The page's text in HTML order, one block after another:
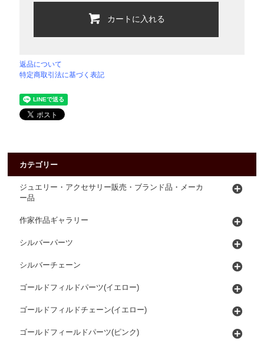
カートに入れる
返品について
特定商取引法に基づく表記
カテゴリー
ジュエリー・アクセサリー販売・ブランド品・メーカ
ー品
作家作品ギャラリー
シルバーパーツ
シルバーチェーン
ゴールドフィルドパーツ(イエロー)
ゴールドフィルドチェーン(イエロー)
ゴールドフィールドパーツ(ピンク)